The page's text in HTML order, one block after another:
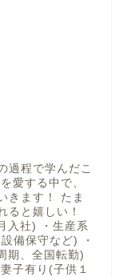
過程で学んだこ
愛する中で、
きます！ たま
ると嬉しい！
入社) ・生産系
備保守など) ・
期、全国転勤)
子有り(子供１